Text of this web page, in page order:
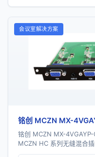
会议室解决方案
铭创 MCZN MX-
铭创 MCZN MX-
MCZN HC 系列无缝混合
量色差信号输出，采...